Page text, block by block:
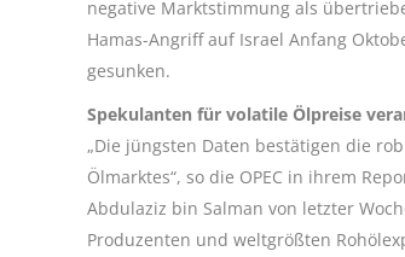
negative Marktstimmung als
Hamas-Angriff auf Israel Anfang
gesunken.
Spekulanten für volatile Ölpreise
„Die jüngsten Daten bestätigen die
Ölmarktes“, so die OPEC in ihrem
Abdulaziz bin Salman von letzter
Produzenten und weltgrößten